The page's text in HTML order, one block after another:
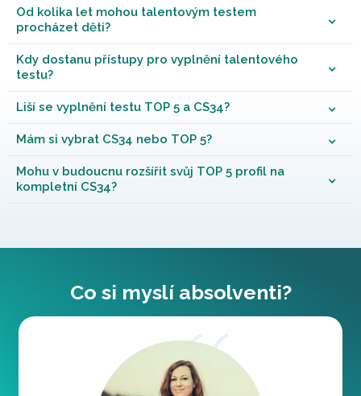
Od kolika let mohou talentovým testem
procházet děti?
Kdy dostanu přístupy pro vyplnění talentového
testu?
Liší se vyplnění testu TOP 5 a CS34?
Mám si vybrat CS34 nebo TOP 5?
Mohu v budoucnu rozšířit svůj TOP 5 profil na
kompletní CS34?
Co si myslí absolventi?